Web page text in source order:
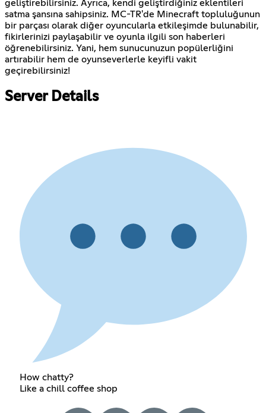
geliştirebilirsiniz. Ayrıca, kendi geliştirdiğiniz eklentileri
satma şansına sahipsiniz. MC-TR'de Minecraft topluluğunun
bir parçası olarak diğer oyuncularla etkileşimde bulunabilir,
fikirlerinizi paylaşabilir ve oyunla ilgili son haberleri
öğrenebilirsiniz. Yani, hem sunucunuzun popülerliğini
artırabilir hem de oyunseverlerle keyifli vakit
geçirebilirsiniz!
Server Details
How chatty?
Like a chill coffee shop